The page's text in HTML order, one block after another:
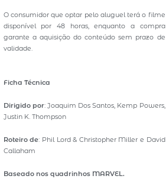
O consumidor que optar pelo aluguel terá o filme
disponível por 48 horas, enquanto a compra
garante a aquisição do conteúdo sem prazo de
validade.
Ficha Técnica
Dirigido por: Joaquim Dos Santos, Kemp Powers,
Justin K. Thompson
Roteiro de: Phil Lord & Christopher Miller e David
Callaham
Baseado nos quadrinhos MARVEL.